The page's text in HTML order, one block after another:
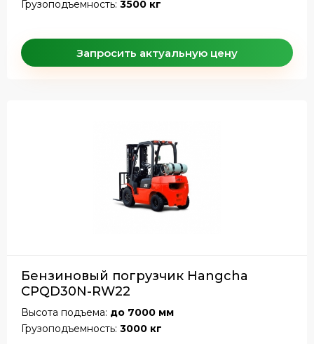
Грузоподъемность: 3500 кг
Запросить актуальную цену
Бензиновый погрузчик Hangcha
CPQD30N-RW22
Высота подъема: до 7000 мм
Грузоподъемность: 3000 кг